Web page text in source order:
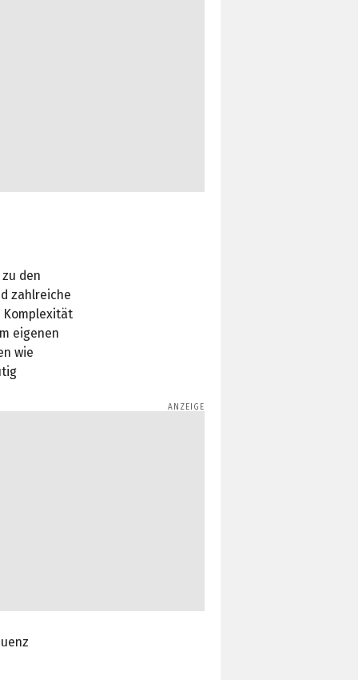
den
zahlreiche
Komplexität
eigenen
wie